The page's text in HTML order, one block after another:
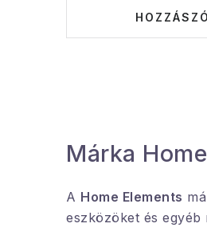
Márka
A Home Elements
eszközöket és